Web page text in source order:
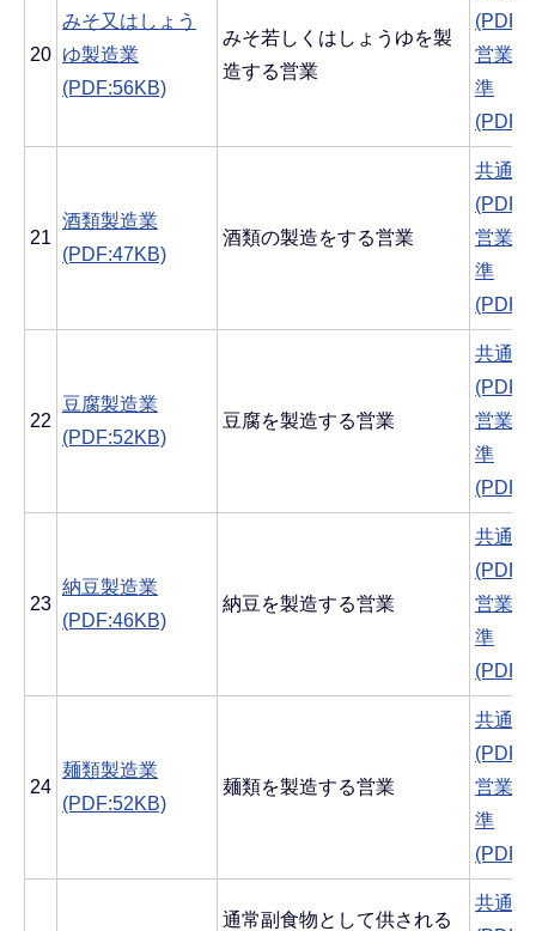
20
みそ又はしょう
ゆ製造業
(PDF:56KB)
みそ若しくはしょうゆを製
造する営業
営業
準
21
酒類製造業
(PDF:47KB)
酒類の製造をする営業
共通
営業
準
22
豆腐製造業
(PDF:52KB)
豆腐を製造する営業
共通
営業
準
23
納豆製造業
(PDF:46KB)
納豆を製造する営業
共通
営業
準
24
麺類製造業
(PDF:52KB)
麺類を製造する営業
共通
営業
準
通常副食物として供される
共通